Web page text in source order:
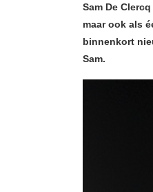
Sam De
maar ook als
binnenkort
Sam.